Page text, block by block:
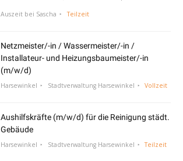
Auszeit bei Sascha Teilzeit
Netzmeister/-in / Wassermeister/-in /
Installateur- und Heizungsbaumeister/-in
(m/w/d)
Harsewinkel Stadtverwaltung Harsewinkel Vollzeit
Aushilfskräfte (m/w/d) für die Reinigung städt.
Gebäude
Harsewinkel Stadtverwaltung Harsewinkel Teilzeit